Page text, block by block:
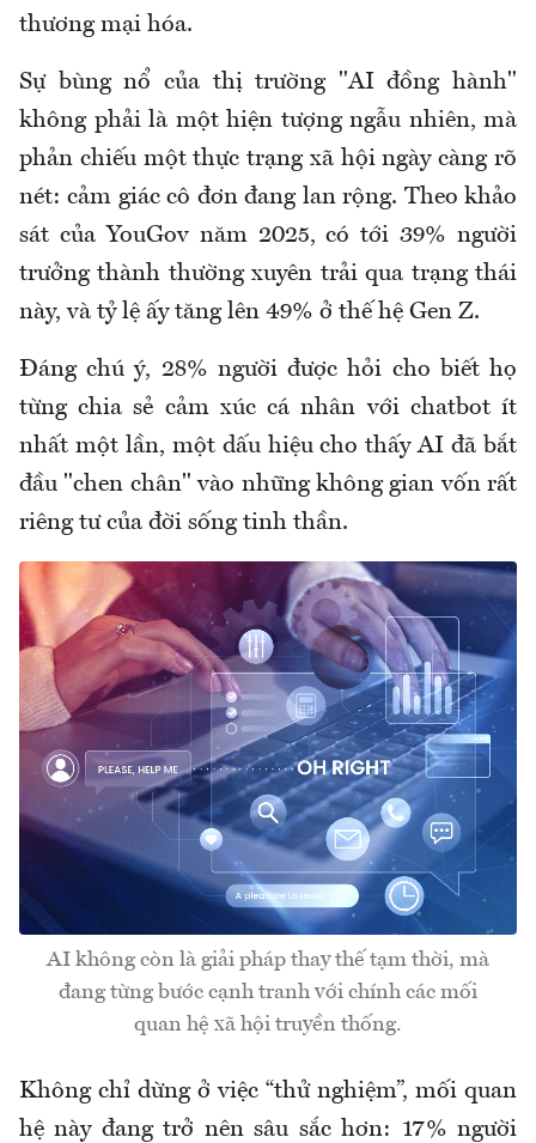
thương mại hóa.
Sự bùng nổ của thị trường "AI đồng hành"
không phải là một hiện tượng ngẫu nhiên, mà
phản chiếu một thực trạng xã hội ngày càng rõ
nét: cảm giác cô đơn đang lan rộng. Theo khảo
sát của YouGov năm 2025, có tới 39% người
trưởng thành thường xuyên trải qua trạng thái
này, và tỷ lệ ấy tăng lên 49% ở thế hệ Gen Z.
Đáng chú ý, 28% người được hỏi cho biết họ
từng chia sẻ cảm xúc cá nhân với chatbot ít
nhất một lần, một dấu hiệu cho thấy AI đã bắt
đầu "chen chân" vào những không gian vốn rất
riêng tư của đời sống tinh thần.
AI không còn là giải pháp thay thế tạm thời, mà
đang từng bước cạnh tranh với chính các mối
quan hệ xã hội truyền thống.
Không chỉ dừng ở việc “thử nghiệm”, mối quan
hệ này đang trở nên sâu sắc hơn: 17% người